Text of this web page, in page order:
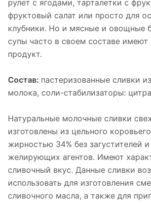
рулет с ягодами, тарталетки с
фруктовый салат или просто для
клубники. Но и мясные и овощные
супы часто в своем составе
продукт.
Состав: пастеризованные сливки
молока, соли-стабилизаторы:
Натуральные молочные сливки
изготовлены из цельного
жирностью 34% без загустителей
желирующих агентов. Имеют
сливочный вкус. Данные сливки
использовать для изготовления
сливочного масла, а также для